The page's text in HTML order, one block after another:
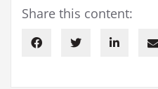
Share this content: